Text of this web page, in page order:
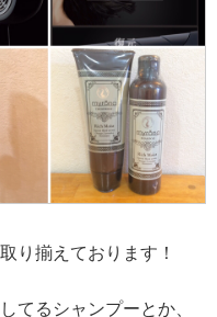
り揃えております！
てるシャンプーとか、